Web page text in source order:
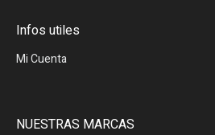
Infos utiles
Mi Cuenta
NUESTRAS MARCAS